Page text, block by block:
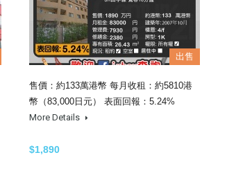
出售
售價：約133萬港幣 每月收租：約5810港
幣（83,000日元） 表面回報：5.24%
More Details
$1,890